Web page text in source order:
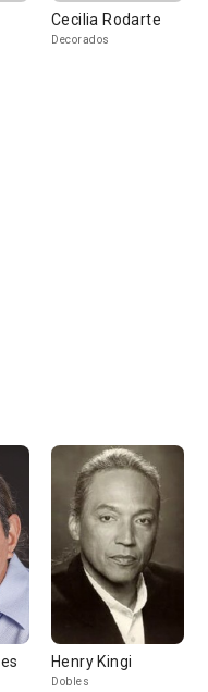
Cecilia Rodarte
Decorados
Henry Kingi
Dobles